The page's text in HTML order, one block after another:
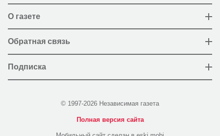
О газете
Обратная связь
Подписка
© 1997-2026 Независимая газета
Полная версия сайта